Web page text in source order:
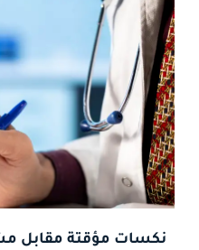
نكسات مؤقتة مقابل